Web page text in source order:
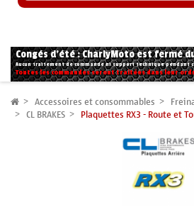
Congés d'été : CharlyMoto est fermé
Aucun traitement de commande ni support technique pendant
Toutes les commandes seront traitées dans leur
Accessoires et consommables
CL BRAKES Plaquettes RX3 - Route et